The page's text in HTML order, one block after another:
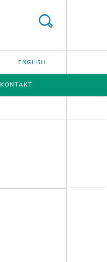
ENGLISH
KONTAKT